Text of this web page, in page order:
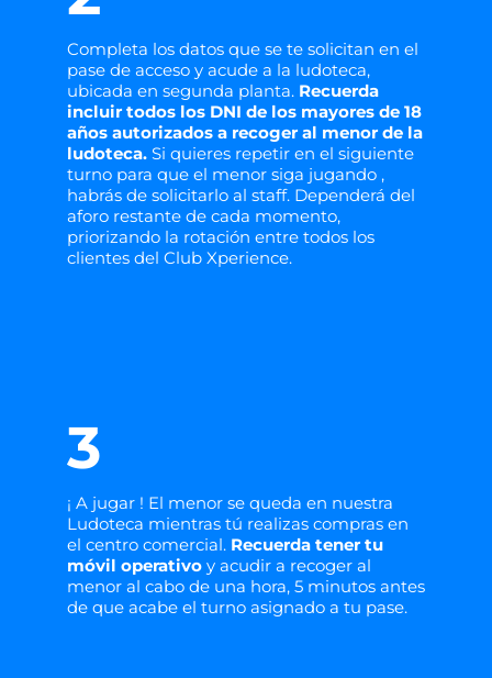
Completa los datos que se te solicitan en el
pase de acceso y acude a la ludoteca,
ubicada en segunda planta. Recuerda
incluir todos los DNI de los mayores de 18
años autorizados a recoger al menor de la
ludoteca.Si quieres repetir en el siguiente
turno para que el menor siga jugando ,
habrás de solicitarlo al staff. Dependerá del
aforo restante de cada momento,
priorizando la rotación entre todos los
clientes del Club Xperience.
3
¡ A jugar ! El menor se queda en nuestra
Ludoteca mientras tú realizas compras en
el centro comercial. Recuerda tener tu
móvil operativoy acudir a recoger al
menor al cabo de una hora, 5 minutos antes
de que acabe el turno asignado a tu pase.